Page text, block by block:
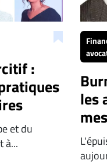
:
et du
à...
les